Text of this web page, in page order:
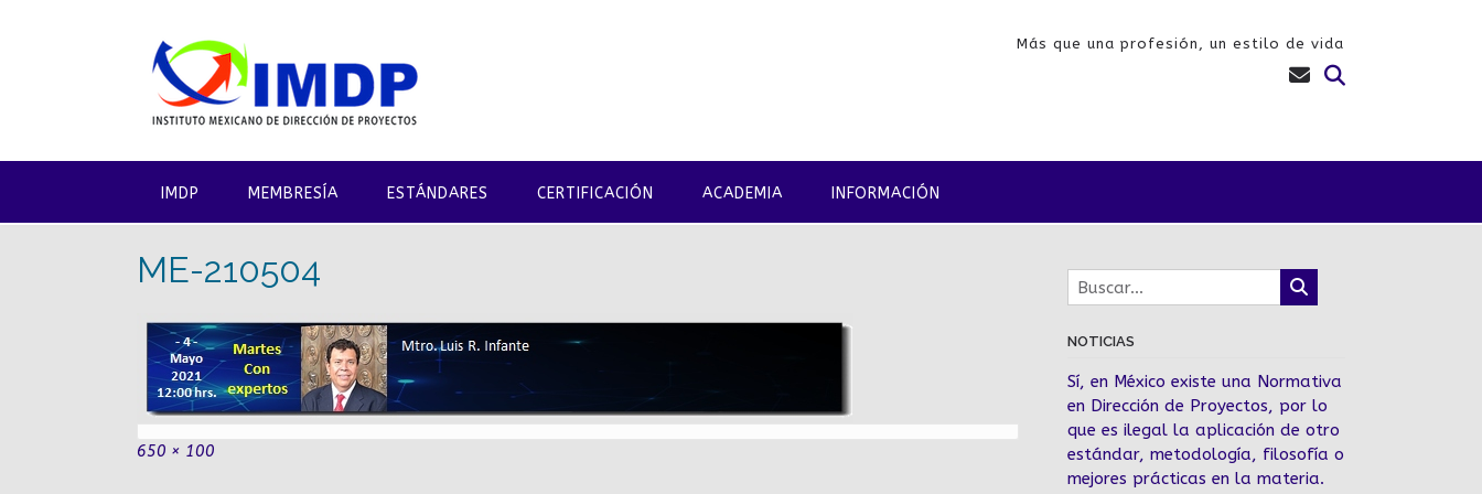
Más que una profesión, un estilo de vida
IMDP MEMBRESÍA ESTÁNDARES CERTIFICACIÓN ACADEMIA INFORMACIÓN
ME-210504
Tamaño
650 × 100
NOTICIAS
Sí, en México existe una Normativa
en Dirección de Proyectos, por lo
que es ilegal la aplicación de otro
estándar, metodología, filosofía o
mejores prácticas en la materia.